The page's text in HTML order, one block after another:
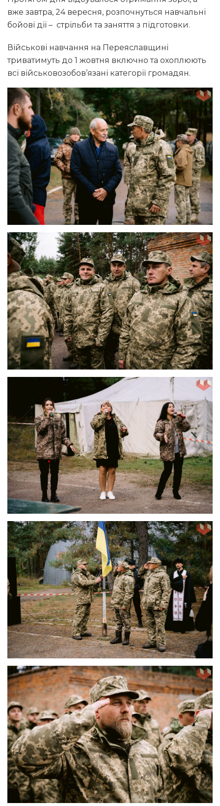
вже завтра, 24 вересня, розпочнуться навчальні
бойові дії – стрільби та заняття з підготовки.
Військові навчання на Переяславщині
триватимуть до 1 жовтня включно та охоплюють
всі військовозобов’язані категорії громадян.